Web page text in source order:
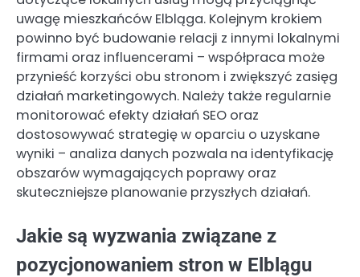
uwagę mieszkańców Elbląga. Kolejnym krokiem
powinno być budowanie relacji z innymi lokalnymi
firmami oraz influencerami – współpraca może
przynieść korzyści obu stronom i zwiększyć zasięg
działań marketingowych. Należy także regularnie
monitorować efekty działań SEO oraz
dostosowywać strategię w oparciu o uzyskane
wyniki – analiza danych pozwala na identyfikację
obszarów wymagających poprawy oraz
skuteczniejsze planowanie przyszłych działań.
Jakie są wyzwania związane z
pozycjonowaniem stron w Elblągu